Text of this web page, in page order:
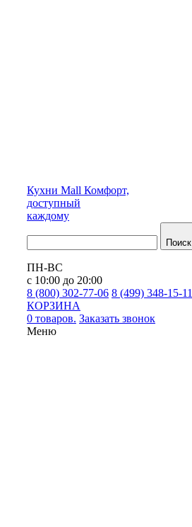
Кухни Mall Комфорт,
доступный
каждому
Поиск
ПН-ВС
с 10:00 до 20:00
8 (800) 302-77-06 8 (499) 348-15-11
КОРЗИНА
0 товаров. Заказать звонок
Меню